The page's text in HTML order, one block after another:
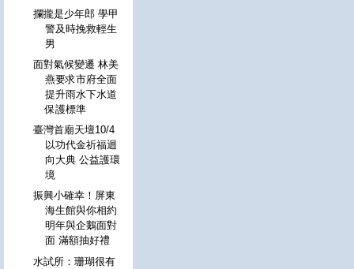
攔攏是少年郎 學甲
警及時挽救輕生
男
面對氣候變遷 林美
燕要求市府全面
提升雨水下水道
保護標準
臺灣首廟天壇10/4
以功代金祈福迴
向大典 公益護環
境
振興小確幸！屏東
海生館與你相約
明年與企鵝面對
面 滿額抽好禮
水試所：珊瑚很有